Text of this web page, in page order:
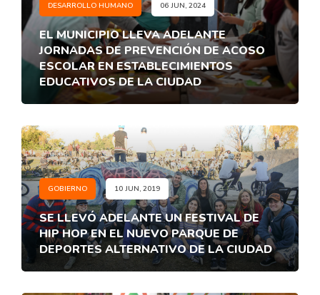
DESARROLLO HUMANO 06 JUN, 2024
EL MUNICIPIO LLEVA ADELANTE
JORNADAS DE PREVENCIÓN DE ACOSO
ESCOLAR EN ESTABLECIMIENTOS
EDUCATIVOS DE LA CIUDAD
GOBIERNO 10 JUN, 2019
SE LLEVÓ ADELANTE UN FESTIVAL DE
HIP HOP EN EL NUEVO PARQUE DE
DEPORTES ALTERNATIVO DE LA CIUDAD